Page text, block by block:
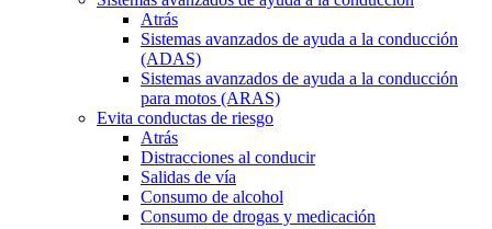
Atrás
Sistemas avanzados de ayuda a la conducción
(ADAS)
Sistemas avanzados de ayuda a la conducción
para motos (ARAS)
Evita conductas de riesgo
Atrás
Distracciones al conducir
Salidas de vía
Consumo de alcohol
Consumo de drogas y medicación